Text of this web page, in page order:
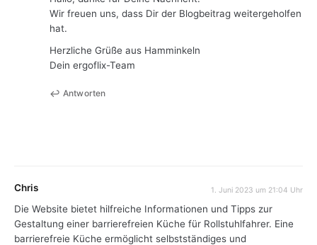
Wir freuen uns, dass Dir der Blogbeitrag weitergeholfen
hat.
Herzliche Grüße aus Hamminkeln
Dein ergoflix-Team
Antworten
Chris 1. Juni 2023 um 21:04 Uhr
Die Website bietet hilfreiche Informationen und Tipps zur
Gestaltung einer barrierefreien Küche für Rollstuhlfahrer. Eine
barrierefreie Küche ermöglicht selbstständiges und